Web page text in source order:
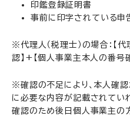
印鑑登録証明書
事前に印字されている申
※代理人（税理士）の場合：【
認】+【個人事業主本人の番号
※確認の不足により、本人確
に必要な内容が記載されてい
確認のため後日個人事業主の